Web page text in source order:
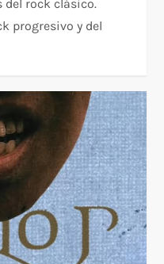
del rock clásico.
progresivo y del